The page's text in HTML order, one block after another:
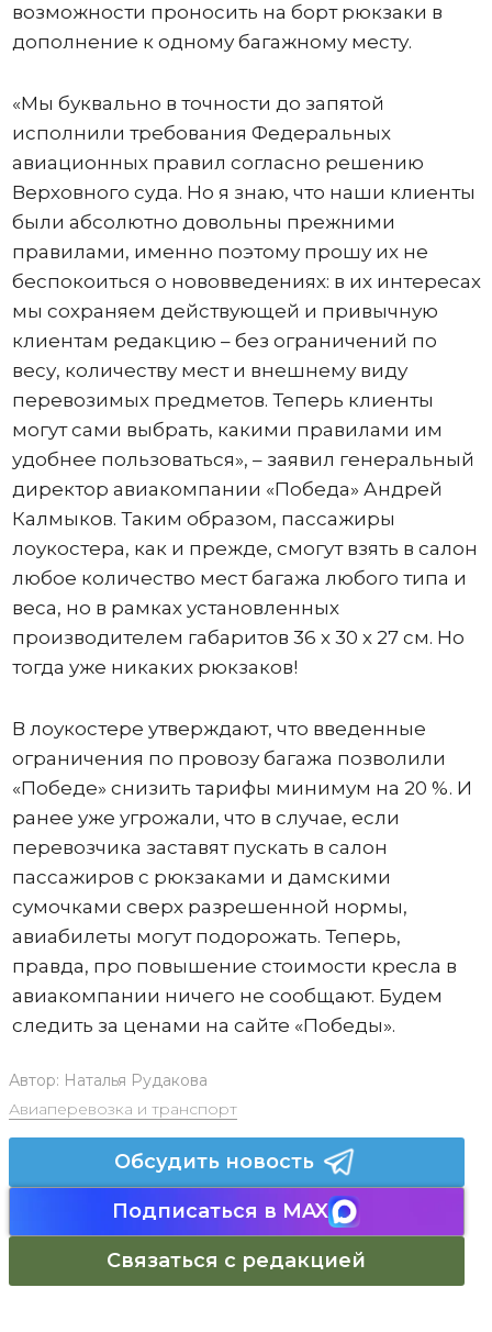
возможности проносить на борт рюкзаки в
дополнение к одному багажному месту.
«Мы буквально в точности до запятой
исполнили требования Федеральных
авиационных правил согласно решению
Верховного суда. Но я знаю, что наши клиенты
были абсолютно довольны прежними
правилами, именно поэтому прошу их не
беспокоиться о нововведениях: в их интересах
мы сохраняем действующей и привычную
клиентам редакцию – без ограничений по
весу, количеству мест и внешнему виду
перевозимых предметов. Теперь клиенты
могут сами выбрать, какими правилами им
удобнее пользоваться», – заявил генеральный
директор авиакомпании «Победа» Андрей
Калмыков. Таким образом, пассажиры
лоукостера, как и прежде, смогут взять в салон
любое количество мест багажа любого типа и
веса, но в рамках установленных
производителем габаритов 36 х 30 х 27 см. Но
тогда уже никаких рюкзаков!
В лоукостере утверждают, что введенные
ограничения по провозу багажа позволили
«Победе» снизить тарифы минимум на 20 %. И
ранее уже угрожали, что в случае, если
перевозчика заставят пускать в салон
пассажиров с рюкзаками и дамскими
сумочками сверх разрешенной нормы,
авиабилеты могут подорожать. Теперь,
правда, про повышение стоимости кресла в
авиакомпании ничего не сообщают. Будем
следить за ценами на сайте «Победы».
Автор: Наталья Рудакова
Авиаперевозка и транспорт
Обсудить новость
Подписаться в MAX
Связаться с редакцией